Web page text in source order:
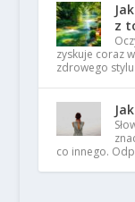
z
zyskuje coraz
zdrowego
co innego.